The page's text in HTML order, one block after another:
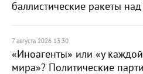
баллистические ракеты
7 августа 2026 13:30
«Иноагенты» или «у
мира»? Политические